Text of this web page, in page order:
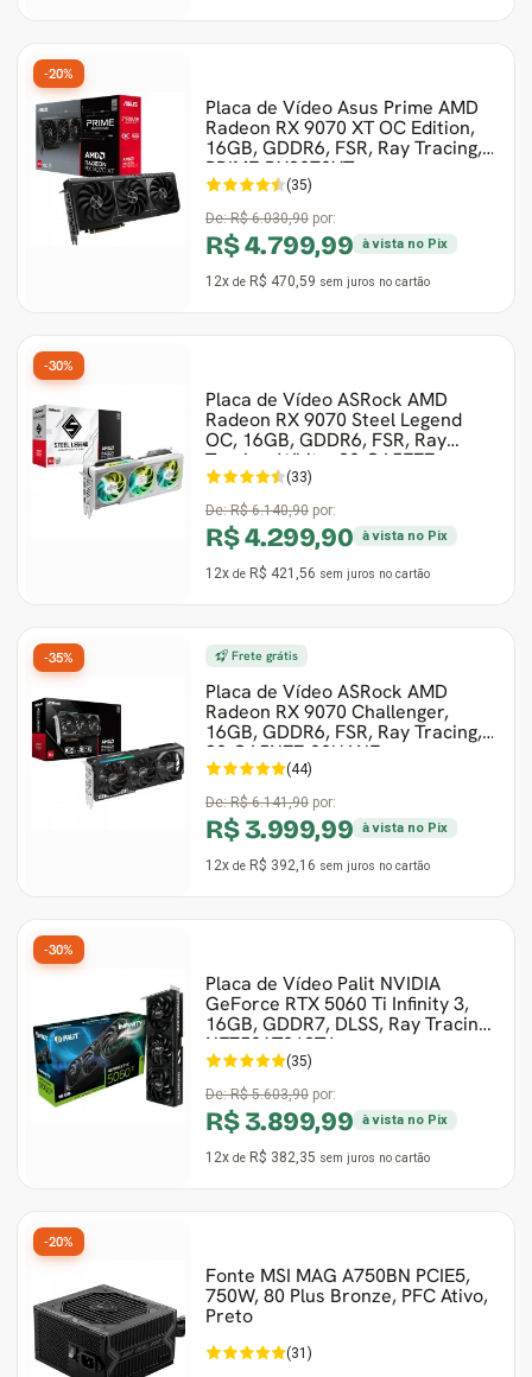
Placa de Vídeo Asus Prime AMD
Radeon RX 9070 XT OC Edition,
16GB, GDDR6, FSR, Ray Tracing,
PRIME-RX9070XT
(35)
De:R$ 6.030,90 por:
R$ 4.799,99 à vista no Pix
12x de R$ 470,59 sem juros no cartão
-20%
Placa de Vídeo ASRock AMD
Radeon RX 9070 Steel Legend
OC, 16GB, GDDR6, FSR, Ray
Tracing, White, 90-GA5EZZ
(33)
De:R$ 6.140,90 por:
R$ 4.299,90 à vista no Pix
12x de R$ 421,56 sem juros no cartão
-30%
Frete grátis
Placa de Vídeo ASRock AMD
Radeon RX 9070 Challenger,
16GB, GDDR6, FSR, Ray Tracing,
90-GA5NZZ-00UANF
(44)
De:R$ 6.141,90 por:
R$ 3.999,99 à vista no Pix
12x de R$ 392,16 sem juros no cartão
-35%
Placa de Vídeo Palit NVIDIA
GeForce RTX 5060 Ti Infinity 3,
16GB, GDDR7, DLSS, Ray Tracing,
NE7506T019T1-
(35)
De:R$ 5.603,90 por:
R$ 3.899,99 à vista no Pix
12x de R$ 382,35 sem juros no cartão
-30%
Fonte MSI MAG A750BN PCIE5,
750W, 80 Plus Bronze, PFC Ativo,
Preto
(31)
-20%